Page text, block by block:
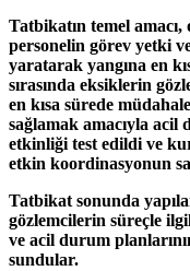
Tatbikatın temel amacı,
personelin görev yetki
yaratarak yangına en
sırasında eksiklerin
en kısa sürede
sağlamak amacıyla
etkinliği test edildi ve
etkin koordinasyonun
Tatbikat sonunda
gözlemcilerin süreçle
ve acil durum
sundular.